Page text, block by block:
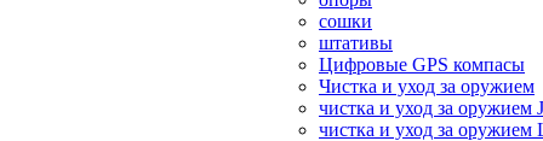
сошки
штативы
Цифровые GPS компасы
Чистка и уход за оружием
чистка и уход за оружием
чистка и уход за оружием